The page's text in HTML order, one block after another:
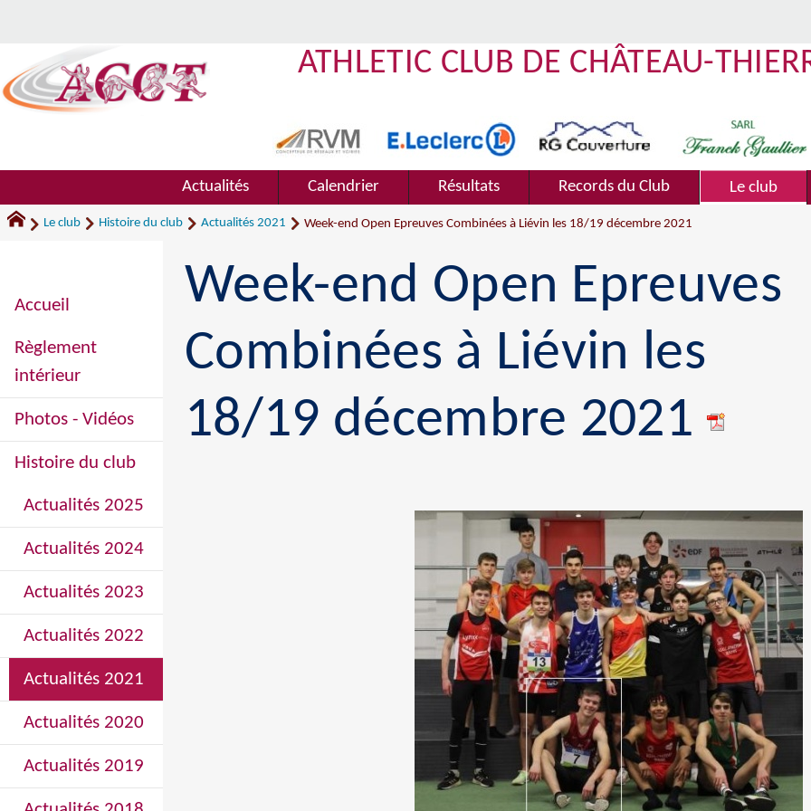
ATHLETIC CLUB DE CHÂTEAU-
Actualités Calendrier Résultats Records du Club Le club
Le club Histoire du club Actualités 2021 Week-end Open Epreuves Combinées à Liévin les 18/19 décembre 2021
Week-end Open Epreuves
Combinées à Liévin les
18/19 décembre 2021
Accueil
Règlement
intérieur
Photos - Vidéos
Histoire du club
Actualités 2025
Actualités 2024
Actualités 2023
Actualités 2022
Actualités 2021
Actualités 2020
Actualités 2019